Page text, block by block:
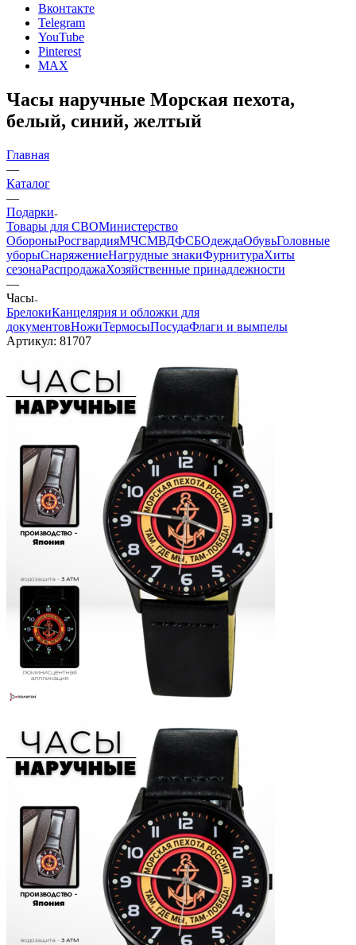
Вконтакте
Telegram
YouTube
Pinterest
MAX
Часы наручные Морская пехота,
белый, синий, желтый
Главная
—
Каталог
—
Подарки
Товары для СВОМинистерство
ОбороныРосгвардияМЧСМВДФСБОдеждаОбувьГоловные
уборыСнаряжениеНагрудные знакиФурнитураХиты
сезонаРаспродажаХозяйственные принадлежности
—
Часы
БрелокиКанцелярия и обложки для
документовНожиТермосыПосудаФлаги и вымпелы
Артикул: 81707